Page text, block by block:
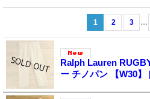
1 2 3 ...
Ralph Lauren
ー チノパン 【W30】